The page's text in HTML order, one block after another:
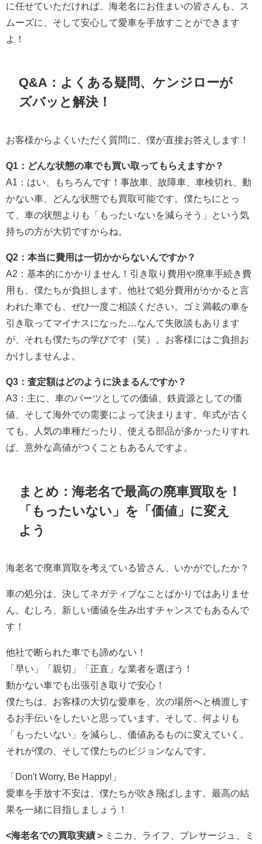
に任せていただければ、海老名にお住まいの皆さんも、ス
ムーズに、そして安心して愛車を手放すことができます
よ！
Q&A：よくある疑問、ケンジローが
ズバッと解決！
お客様からよくいただく質問に、僕が直接お答えします！
Q1：どんな状態の車でも買い取ってもらえますか？
A1：はい、もちろんです！事故車、故障車、車検切れ、動
かない車、どんな状態でも買取可能です。僕たちにとっ
て、車の状態よりも「もったいないを減らそう」という気
持ちの方が大切ですからね。
Q2：本当に費用は一切かからないんですか？
A2：基本的にかかりません！引き取り費用や廃車手続き費
用も、僕たちが負担します。他社で処分費用がかかると言
われた車でも、ぜひ一度ご相談ください。ゴミ満載の車を
引き取ってマイナスになった…なんて失敗談もあります
が、それも僕たちの学びです（笑）。お客様にはご負担お
かけしませんよ。
Q3：査定額はどのように決まるんですか？
A3：主に、車のパーツとしての価値、鉄資源としての価
値、そして海外での需要によって決まります。年式が古く
ても、人気の車種だったり、使える部品が多かったりすれ
ば、意外な高値がつくこともあるんですよ。
まとめ：海老名で最高の廃車買取を！
「もったいない」を「価値」に変え
よう
海老名で廃車買取を考えている皆さん、いかがでしたか？
車の処分は、決してネガティブなことばかりではありませ
ん。むしろ、新しい価値を生み出すチャンスでもあるんで
す！
他社で断られた車でも諦めない！
「早い」「親切」「正直」な業者を選ぼう！
動かない車でも出張引き取りで安心！
僕たちは、お客様の大切な愛車を、次の場所へと橋渡しす
るお手伝いをしたいと思っています。そして、何よりも
「もったいない」を減らし、価値あるものに変えていく。
それが僕の、そして僕たちのビジョンなんです。
「Don't Worry, Be Happy!」
愛車を手放す不安は、僕たちが吹き飛ばします。最高の結
果を一緒に目指しましょう！
<海老名での買取実績＞ ミニカ、ライフ、プレサージュ、ミ